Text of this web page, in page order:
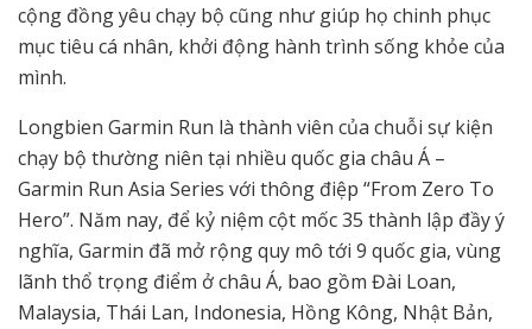
cộng đồng yêu chạy bộ cũng như giúp họ chinh phục
mục tiêu cá nhân, khởi động hành trình sống khỏe của
mình.
Longbien Garmin Run là thành viên của chuỗi sự kiện
chạy bộ thường niên tại nhiều quốc gia châu Á –
Garmin Run Asia Series với thông điệp “From Zero To
Hero”. Năm nay, để kỷ niệm cột mốc 35 thành lập đầy ý
nghĩa, Garmin đã mở rộng quy mô tới 9 quốc gia, vùng
lãnh thổ trọng điểm ở châu Á, bao gồm Đài Loan,
Malaysia, Thái Lan, Indonesia, Hồng Kông, Nhật Bản,